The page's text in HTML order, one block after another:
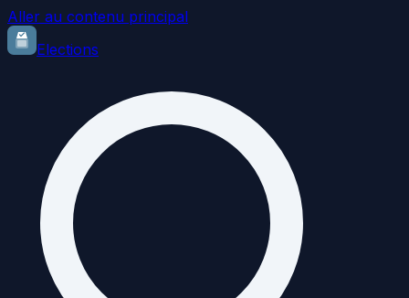
Aller au contenu principal
Elections